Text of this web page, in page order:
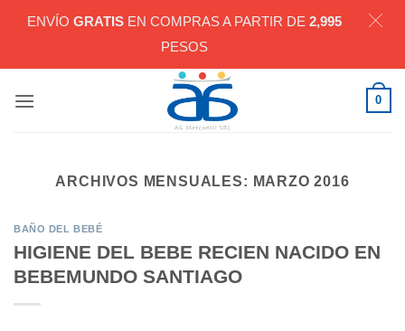
0
ARCHIVOS MENSUALES: MARZO 2016
BAÑO DEL BEBÉ
HIGIENE DEL BEBE RECIEN NACIDO EN
BEBEMUNDO SANTIAGO
ENVÍO GRATIS EN COMPRAS A PARTIR DE 2,995
PESOS